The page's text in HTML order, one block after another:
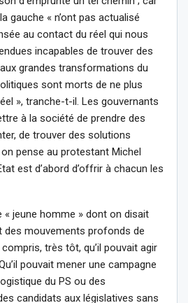
gauche « n’ont pas actualisé
au contact du réel qui nous
incapables de trouver des
grandes transformations du
sont morts de ne plus
», tranche-t-il. Les gouvernants
à la société de prendre des
de trouver des solutions
pense au protestant Michel
est d’abord d’offrir à chacun les
« jeune homme » dont on disait
des mouvements profonds de
compris, très tôt, qu’il pouvait agir
pouvait mener une campagne
du PS ou des
candidats aux législatives sans